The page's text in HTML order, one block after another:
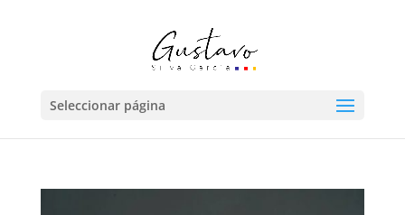
Seleccionar página